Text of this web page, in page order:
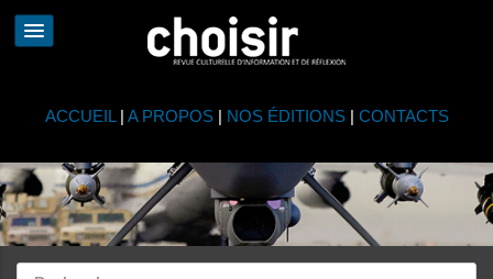
ACCUEIL | A PROPOS| NOS ÉDITIONS| CONTACTS